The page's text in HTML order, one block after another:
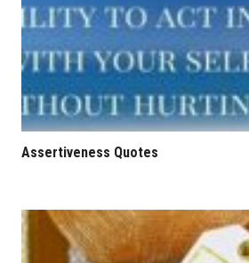
Assertiveness Quotes